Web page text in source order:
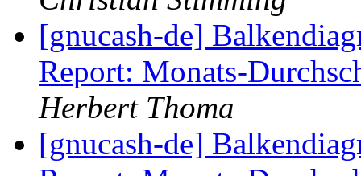
[gnucash-de]
Report: Monats-
Herbert Thoma
[gnucash-de]